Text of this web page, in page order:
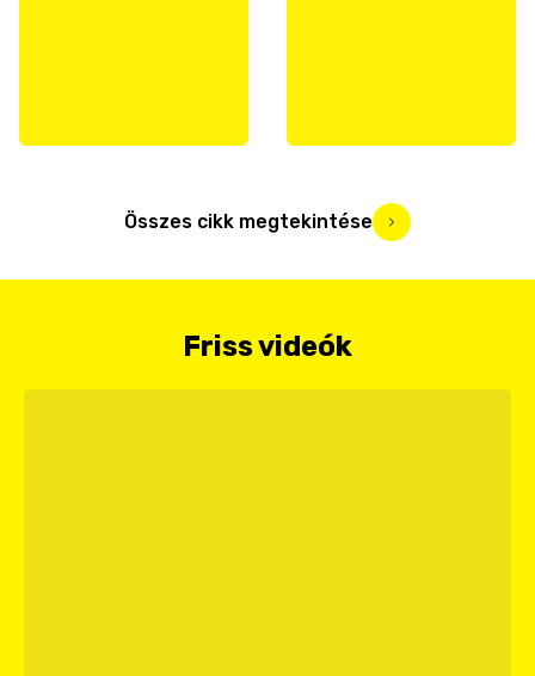
Összes cikk megtekintése
Friss videók